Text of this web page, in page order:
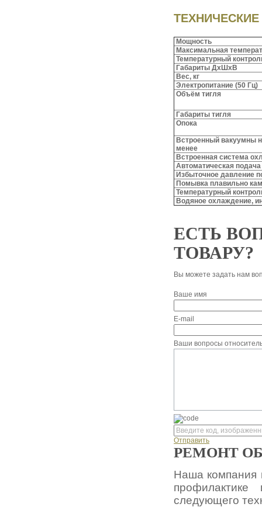
Мощность
Максимальная
Температурный
Габариты ДхШхВ
Вес, кг
Электропитание (50 Гц)
Объём тигля
Габариты тигля
Опока
Встроенный вакуумны
менее
Встроенная система
Автоматическая
Избыточное давление
Помывка плавильно
Температурный
Водяное охлаждение,
ЕСТЬ
ТОВАРУ?
Вы можете задать нам
Ваше имя
E-mail
Ваши вопросы
Отправить
РЕМОНТ
Наша компания
профилактике
следующего